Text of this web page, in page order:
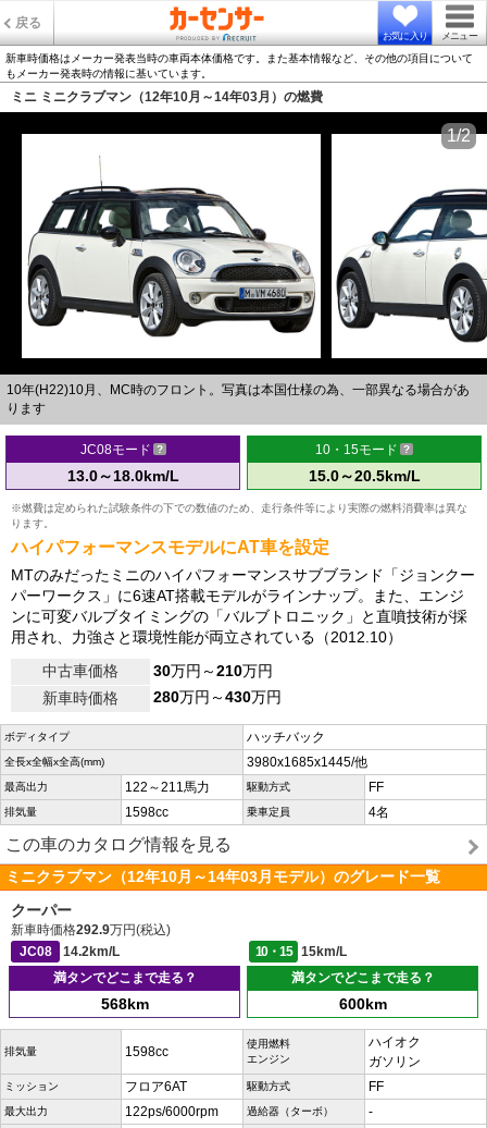
戻る
お気に入り メニュー
新車時価格はメーカー発表当時の車両本体価格です。また基本情報など、その他の項目について
もメーカー発表時の情報に基いています。
ミニ ミニクラブマン（12年10月～14年03月）の燃費
10年(H22)10月、MC時のフロント。写真は本国仕様の為、一部異なる場合があ
ります
1/2
JC08モード
13.0～18.0km/L
10・15モード
15.0～20.5km/L
※燃費は定められた試験条件の下での数値のため、走行条件等により実際の燃料消費率は異な
ります。
ハイパフォーマンスモデルにAT車を設定
MTのみだったミニのハイパフォーマンスサブブランド「ジョンクー
パーワークス」に6速AT搭載モデルがラインナップ。また、エンジ
ンに可変バルブタイミングの「バルブトロニック」と直噴技術が採
用され、力強さと環境性能が両立されている（2012.10）
中古車価格
30万円～210万円
新車時価格
280万円～430万円
ボディタイプ ハッチバック
全長x全幅x全高(mm) 3980x1685x1445/他
最高出力 122～211馬力 駆動方式 FF
排気量 1598cc 乗車定員 4名
この車のカタログ情報を見る
ミニクラブマン（12年10月～14年03月モデル）のグレード一覧
クーパー
新車時価格292.9万円(税込)
JC08
14.2km/L 10・15
15km/L
満タンでどこまで走る？
568km
満タンでどこまで走る？
600km
排気量 1598cc
使用燃料
エンジン
ハイオク
ガソリン
ミッション フロア6AT 駆動方式 FF
最大出力 122ps/6000rpm 過給器（ターボ） -